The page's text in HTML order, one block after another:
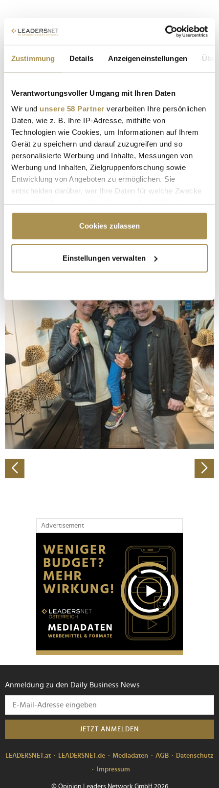
Zustimmung Details Anzeigeneinstellungen
Verantwortungsvoller Umgang mit Ihren Daten
Wir und unsere 58 Partner verarbeiten Ihre persönlichen
Daten, wie z. B. Ihre IP-Adresse, mithilfe von
Technologien wie Cookies, um Informationen auf Ihrem
Gerät zu speichern und darauf zuzugreifen und so
personalisierte Werbung und Inhalte, Messungen von
Werbung und Inhalten, Zielgruppenforschung sowie
Entwicklung von Angeboten zu ermöglichen. Sie
entscheiden darüber, wer Ihre Daten für welche Zwecke
Cookie-Erklärung oder durch Klicken auf das Privacy
Trigger Symbol ändern oder widerrufen
Informationen über Ihre geografische Lage
erfassen, welche bis auf einige Meter genau sein
bestimmten Merkmalen (Fingerprinting) identifizieren
Erfahren Sie mehr darüber, wie Ihre persönlichen Daten
verarbeitet werden, und legen Sie Ihre Präferenzen im
Abschnitt Einzelheitenfest.
Wir verwenden Cookies, um Inhalte und Anzeigen zu
personalisieren, Funktionen für soziale Medien anbieten
zu können und die Zugriffe auf unsere Website zu
analysieren. Außerdem geben wir Informationen zu Ihrer
Verwendung unserer Website an unsere Partner für
soziale Medien, Werbung und Analysen weiter. Unsere
Partner führen diese Informationen möglicherweise mit
haben oder die sie im Rahmen Ihrer Nutzung der Dienste
gesammelt haben.
Cookies zulassen
Einstellungen verwalten
Advertisement
Anmeldung zu den Daily Business News
JETZT ANMELDEN
LEADERSNET.at LEADERSNET.de Mediadaten AGB
Datenschutz
Impressum